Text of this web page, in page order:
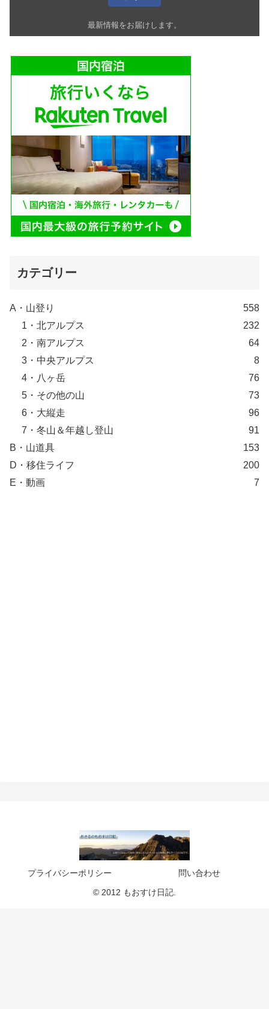
最新情報をお届けします。
カテゴリー
A・山登り
558
1・北アルプス
232
2・南アルプス
64
3・中央アルプス
8
4・八ヶ岳
76
5・その他の山
73
6・大縦走
96
7・冬山＆年越し登山
91
B・山道具
153
D・移住ライフ
200
E・動画
7
プライバシーポリシー
問い合わせ
© 2012 もおすけ日記.